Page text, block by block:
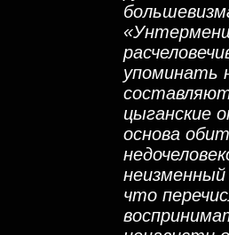
упоминать
цыганские
основа
неизменный
что